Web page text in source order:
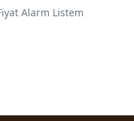
Alarm Listem